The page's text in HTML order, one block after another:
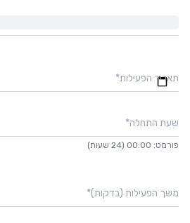
תאריך הפעילות*
שעת התחלה*
פורמט: 00:00 (24 שעות)
משך הפעילות (בדקות)*